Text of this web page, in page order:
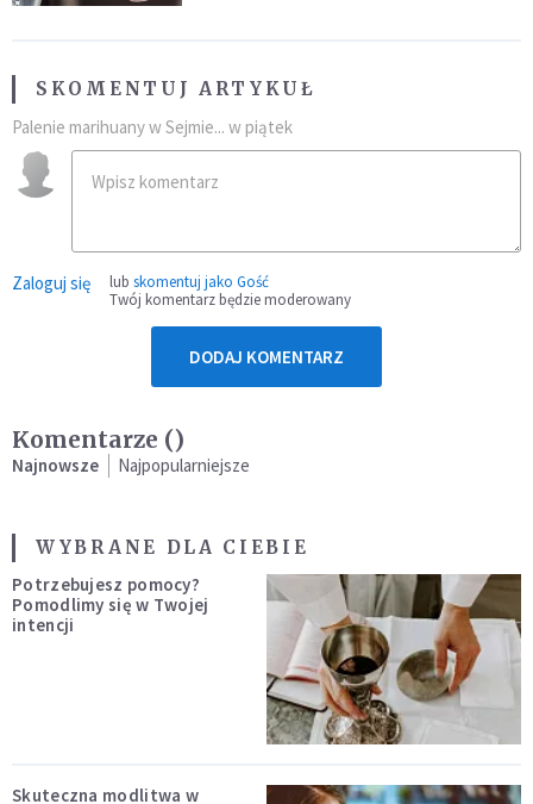
SKOMENTUJ ARTYKUŁ
Palenie marihuany w Sejmie... w piątek
Zaloguj się lub skomentuj jako Gość
Twój komentarz będzie moderowany
DODAJ KOMENTARZ
Komentarze ()
Najnowsze Najpopularniejsze
WYBRANE DLA CIEBIE
Potrzebujesz pomocy?
Pomodlimy się w Twojej
intencji
Skuteczna modlitwa w